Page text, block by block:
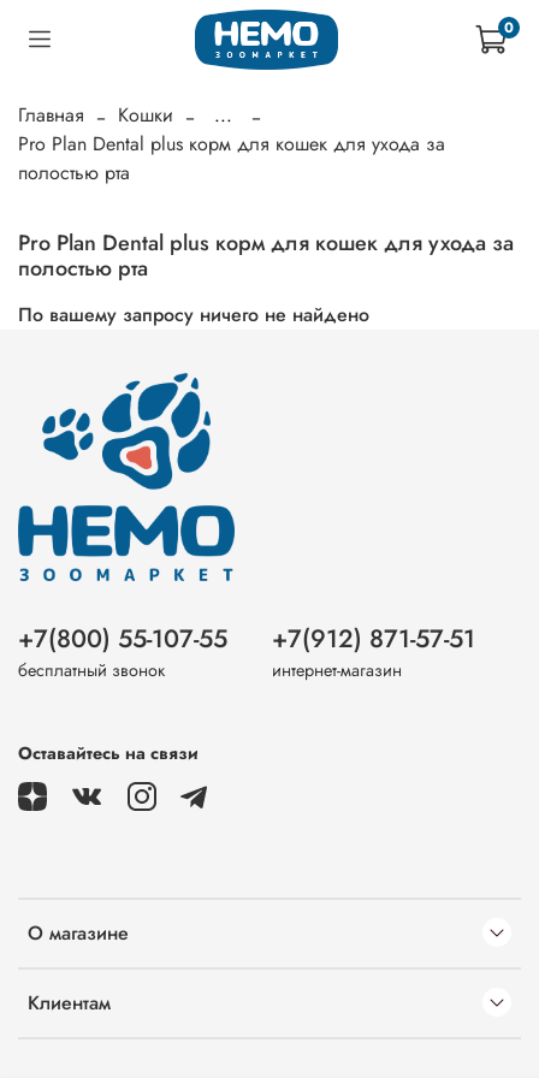
0
Главная Кошки
...
Pro Plan Dental plus корм для кошек для ухода за
полостью рта
Pro Plan Dental plus корм для кошек для ухода за
полостью рта
По вашему запросу ничего не найдено
О магазине
Клиентам
+7(800) 55-107-55
бесплатный звонок
+7(912) 871-57-51
интернет-магазин
Оставайтесь на связи